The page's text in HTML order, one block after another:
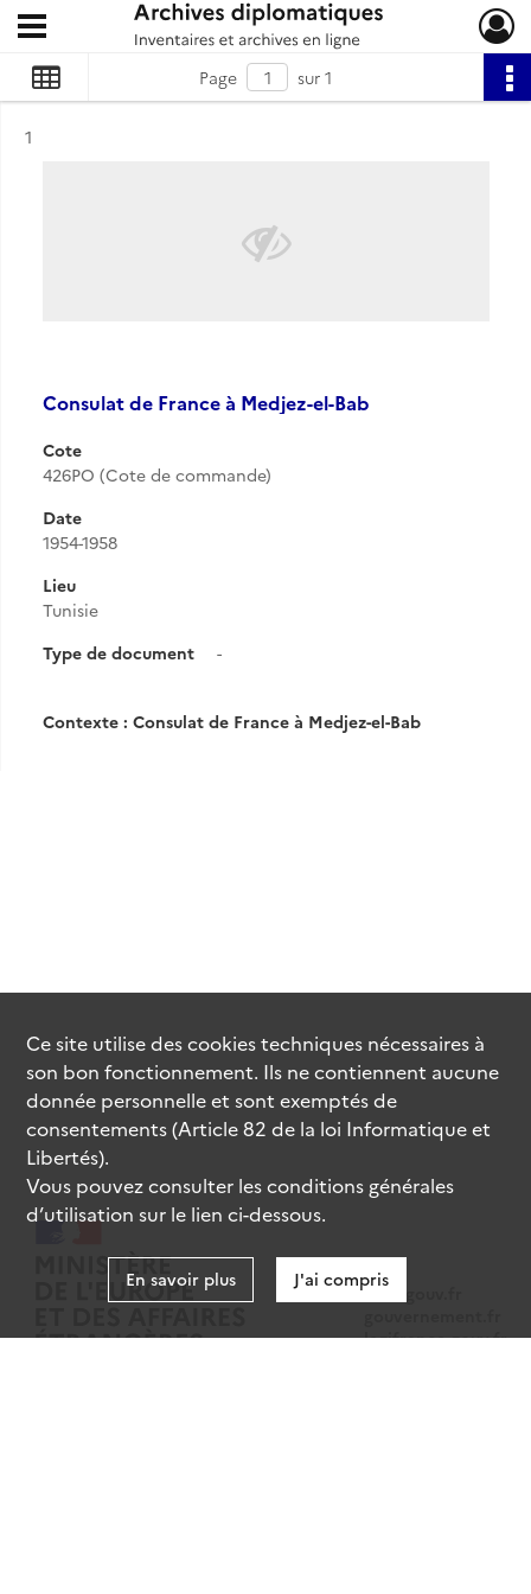
Archives diplomatiques
Ouvrir le menu déroulant
Page sur 1
Résultat n°
1
Consulat de France à Medjez-el-Bab
Cote
426PO (Cote de commande)
Date
1954-1958
Lieu
Tunisie
Type de document
-
Contexte : Consulat de France à Medjez-el-Bab
data.gouv.fr
legifrance.gouv.fr
Ce site utilise descookiestechniques nécessaires à
son bon fonctionnement. Ils ne contiennent aucune
donnée personnelle et sont exemptés de
consentements (Article 82 de la loi Informatique et
Libertés).
Vous pouvez consulter les conditions générales
d’utilisation sur le lien ci-dessous.
En savoir plus J'ai compris